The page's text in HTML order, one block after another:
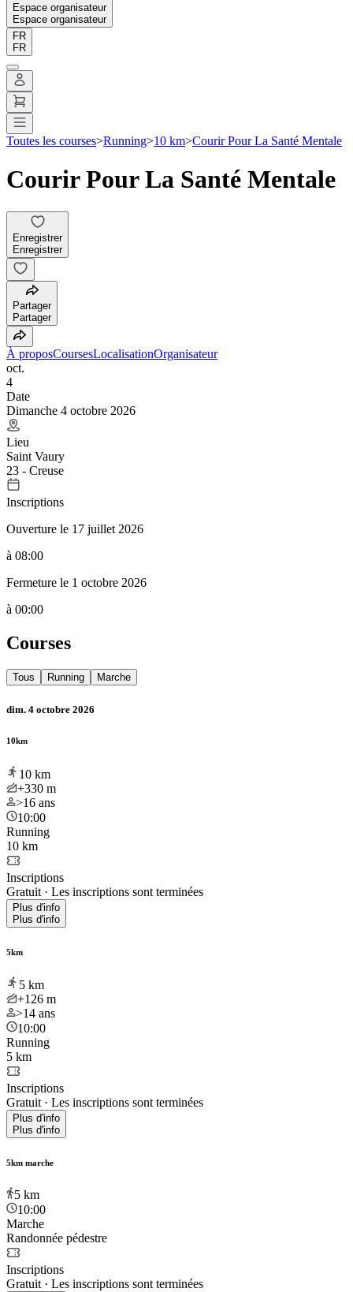
Espace organisateur
Espace organisateur
FR
FR
Toutes les courses>Running>10 km>Courir Pour La Santé Mentale
Courir Pour La Santé Mentale
Enregistrer
Enregistrer
Partager
Partager
À proposCoursesLocalisationOrganisateur
oct.
4
Date
Dimanche 4 octobre 2026
Lieu
Saint Vaury
23 - Creuse
Inscriptions
Ouverture le 17 juillet 2026
à 08:00
Fermeture le 1 octobre 2026
à 00:00
Courses
Tous Running Marche
dim. 4 octobre 2026
10km
10 km
+330 m
>16 ans
10:00
Running
10 km
Inscriptions
Gratuit · Les inscriptions sont terminées
Plus d'info
Plus d'info
5km
5 km
+126 m
>14 ans
10:00
Running
5 km
Inscriptions
Gratuit· Les inscriptions sont terminées
Plus d'info
Plus d'info
5km marche
5 km
10:00
Marche
Randonnée pédestre
Inscriptions
Gratuit· Les inscriptions sont terminées